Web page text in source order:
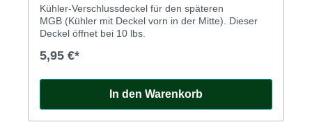
Kühler-Verschlussdeckel für den späteren
MGB (Kühler mit Deckel vorn in der Mitte). Dieser
Deckel öffnet bei 10 lbs.
5,95 €*
In den Warenkorb